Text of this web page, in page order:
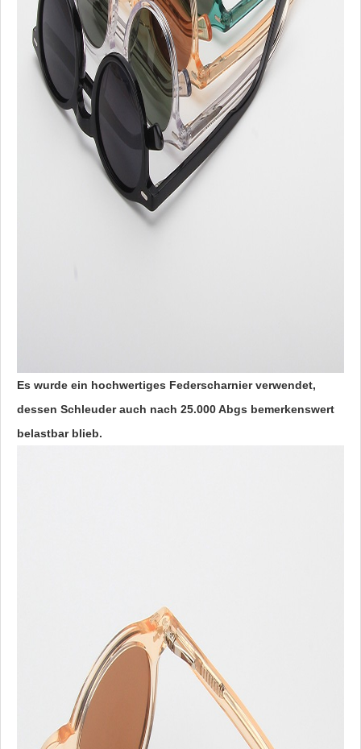
Es wurde ein hochwertiges Federscharnier verwendet,
dessen Schleuder auch nach 25.000 Abgs bemerkenswert
belastbar blieb.